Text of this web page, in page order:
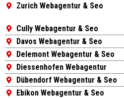
Zurich Webagentur & Seo
Cully Webagentur & Seo
Davos Webagentur & Seo
Delemont Webagentur & Seo
Diessenhofen Webagentur
Dübendorf Webagentur & Seo
Ebikon Webagentur & Seo